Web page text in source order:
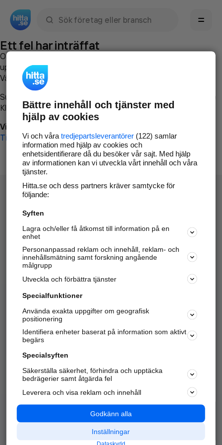
Ett fel har inträffat
Om du vill kan du
uppstod så att vi lättare och snabbare kan avhjälpa det.
Vänligen försök med följande:
Surfa till
Klicka påTillbaka-knappen i webbläsaren och försök igen
Vi beklagar besväret!
Till startsidan
Hitta.se - Gratis nummerupplysning.
Sök företag, personer och platser.
Hitta telefonnummer, adresser, företagsinfo mm.
Marknadsför företaget
Kom igång och annonsera mot
samarbetspartners nära dig.
Alla kategorier
Populära sökningar
API & Kartor
Annonsera
Integritet
Nödnummer
Bättre innehåll och tjänster med
hjälp av cookies
Vi och våra tredjepartsleverantörer(122) samlar
information med hjälp av cookies och
enhetsidentifierare då du besöker vår sajt. Med hjälp
av informationen kan vi utveckla vårt innehåll och våra
tjänster.
Hitta.se och dess partners kräver samtycke för
följande:
Syften
Lagra och/eller få åtkomst till information på en
enhet
Personanpassad reklam och innehåll, reklam- och
innehållsmätning samt forskning angående
målgrupp
Utveckla och förbättra tjänster
Specialfunktioner
Använda exakta uppgifter om geografisk
positionering
Identifiera enheter baserat på information som aktivt
begärs
Specialsyften
Säkerställa säkerhet, förhindra och upptäcka
bedrägerier samt åtgärda fel
Leverera och visa reklam och innehåll
Godkänn alla
Inställningar
Dataskydd